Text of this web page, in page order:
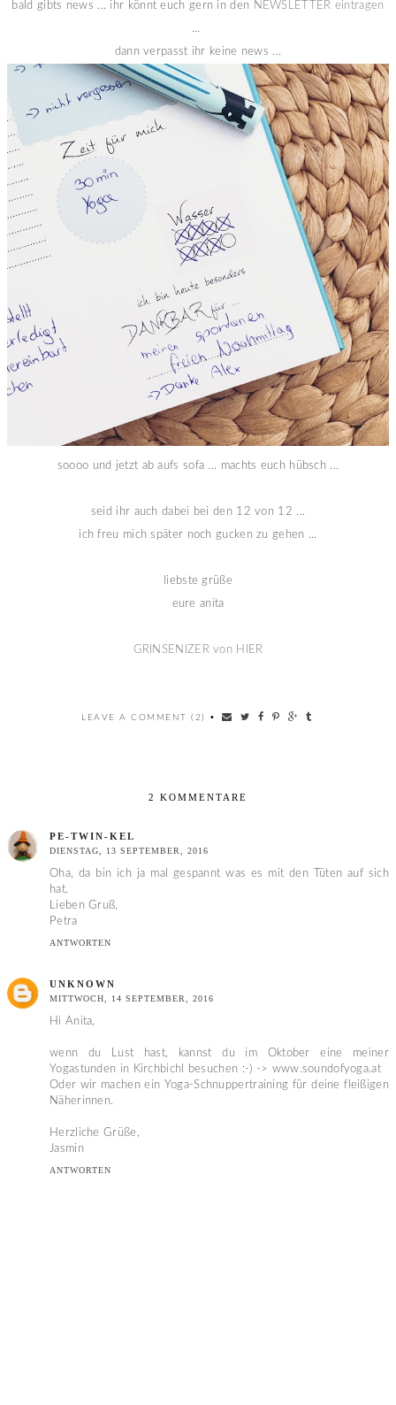
bald gibts news ... ihr könnt euch gern in den NEWSLETTER eintragen
...
dann verpasst ihr keine news ...
soooo und jetzt ab aufs sofa ... machts euch hübsch ...
seid ihr auch dabei bei den 12 von 12 ...
ich freu mich später noch gucken zu gehen ...
liebste grüße
eure anita
GRINSENIZER von HIER
LEAVE A COMMENT (2) •
2 KOMMENTARE
PE-TWIN-KEL
DIENSTAG, 13 SEPTEMBER, 2016
Oha, da bin ich ja mal gespannt was es mit den Tüten auf sich
hat.
Lieben Gruß,
Petra
ANTWORTEN
UNKNOWN
MITTWOCH, 14 SEPTEMBER, 2016
Hi Anita,
wenn du Lust hast, kannst du im Oktober eine meiner
Yogastunden in Kirchbichl besuchen :-) -> www.soundofyoga.at
Oder wir machen ein Yoga-Schnuppertraining für deine fleißigen
Näherinnen.
Herzliche Grüße,
Jasmin
ANTWORTEN